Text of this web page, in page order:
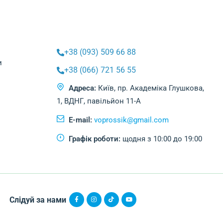
+38 (093) 509 66 88
+38 (066) 721 56 55
Адреса: Київ, пр. Академіка Глушкова,
1, ВДНГ, павільйон 11-А
E-mail: voprossik@gmail.com
Графік роботи: щодня з 10:00 до 19:00
Слідуй за нами